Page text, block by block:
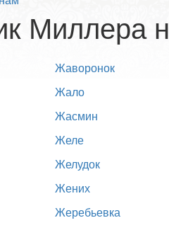
Миллера
Жаворонок
Жало
Жасмин
Желе
Желудок
Жених
Жеребьевка